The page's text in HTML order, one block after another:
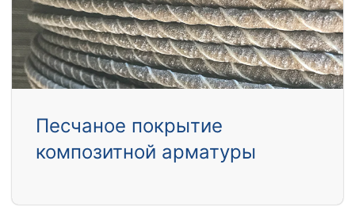
Песчаное покрытие
композитной арматуры